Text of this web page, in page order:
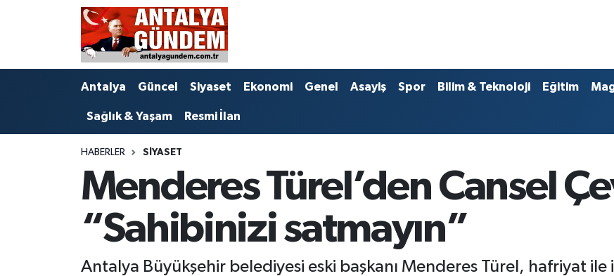
Antalya Güncel Siyaset Ekonomi Genel Asayiş Spor Bilim & Teknoloji Eğitim
Sağlık & Yaşam Resmi İlan
HABERLER SIYASET
Menderes Türel’den Cansel
“Sahibinizi satmayın”
Antalya Büyükşehir belediyesi eski başkanı Menderes Türel, hafriyat
Antalya
Bilim & Teknoloji
Antalya Nöbetçi Eczaneler
Antalya Hava Durumu
Antalya Namaz Vakitleri
Süper Lig Puan Durumu ve Fikstür
Tüm Manşetler
Son Dakika Haberleri